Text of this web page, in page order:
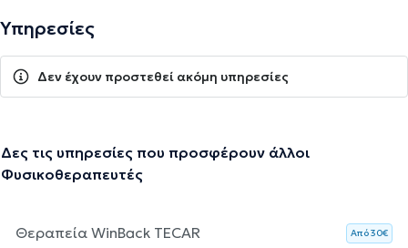
Υπηρεσίες
Δεν έχουν προστεθεί ακόμη υπηρεσίες
Δες τις υπηρεσίες που προσφέρουν άλλοι
Φυσικοθεραπευτές
Θεραπεία WinBack TECAR Aπό 30€